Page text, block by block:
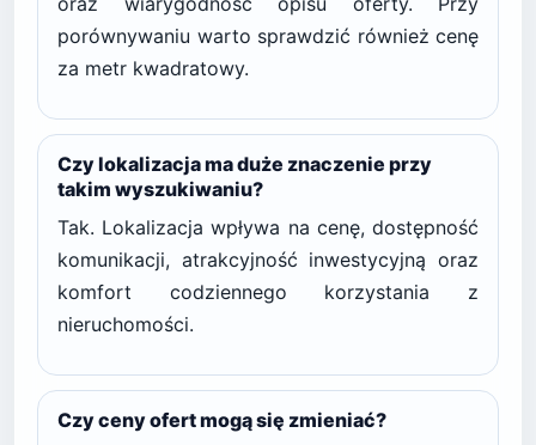
porównywaniu warto sprawdzić również cenę
za metr kwadratowy.
Czy lokalizacja ma duże znaczenie przy
takim wyszukiwaniu?
Tak. Lokalizacja wpływa na cenę, dostępność
komunikacji, atrakcyjność inwestycyjną oraz
komfort codziennego korzystania z
nieruchomości.
Czy ceny ofert mogą się zmieniać?